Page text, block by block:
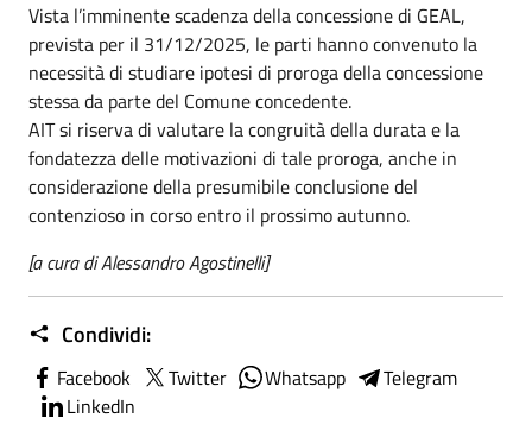
Vista l’imminente scadenza della concessione di GEAL,
prevista per il 31/12/2025, le parti hanno convenuto la
necessità di studiare ipotesi di proroga della concessione
stessa da parte del Comune concedente.
AIT si riserva di valutare la congruità della durata e la
fondatezza delle motivazioni di tale proroga, anche in
considerazione della presumibile conclusione del
contenzioso in corso entro il prossimo autunno.
[a cura di Alessandro Agostinelli]
Condividi:
Facebook Twitter Whatsapp
Telegram
LinkedIn